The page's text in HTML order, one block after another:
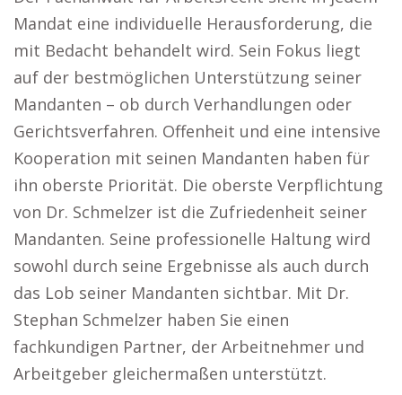
Mandat eine individuelle Herausforderung, die
mit Bedacht behandelt wird. Sein Fokus liegt
auf der bestmöglichen Unterstützung seiner
Mandanten – ob durch Verhandlungen oder
Gerichtsverfahren. Offenheit und eine intensive
Kooperation mit seinen Mandanten haben für
ihn oberste Priorität. Die oberste Verpflichtung
von Dr. Schmelzer ist die Zufriedenheit seiner
Mandanten. Seine professionelle Haltung wird
sowohl durch seine Ergebnisse als auch durch
das Lob seiner Mandanten sichtbar. Mit Dr.
Stephan Schmelzer haben Sie einen
fachkundigen Partner, der Arbeitnehmer und
Arbeitgeber gleichermaßen unterstützt.